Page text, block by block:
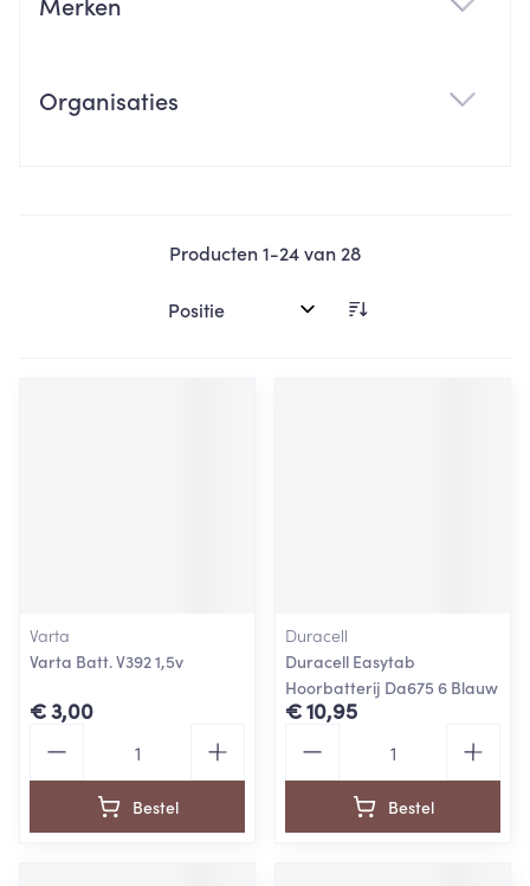
Organisaties
Producten1-24van 28
Sorteer op:
Varta
Varta Batt. V392 1,5v
€ 3,00
Bestel
Duracell
Duracell Easytab
Hoorbatterij Da675 6 Blauw
€ 10,95
Bestel